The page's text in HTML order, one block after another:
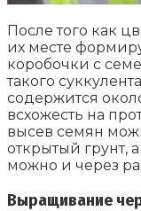
После того как
их месте
коробочки с
такого
содержится
всхожесть на
высев семян
открытый грунт,
можно и через
Выращивание